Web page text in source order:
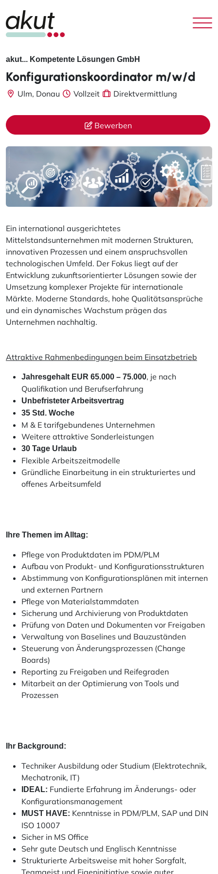
akut... Kompetente Lösungen GmbH
Konfigurationskoordinator m/w/d
Ulm, Donau Vollzeit Direktvermittlung
Bewerben
Ein international ausgerichtetes
Mittelstandsunternehmen mit modernen Strukturen,
innovativen Prozessen und einem anspruchsvollen
technologischen Umfeld. Der Fokus liegt auf der
Entwicklung zukunftsorientierter Lösungen sowie der
Umsetzung komplexer Projekte für internationale
Märkte. Moderne Standards, hohe Qualitätsansprüche
und ein dynamisches Wachstum prägen das
Unternehmen nachhaltig.
Attraktive Rahmenbedingungen beim Einsatzbetrieb
Jahresgehalt EUR 65.000 – 75.000, je nach
Qualifikation und Berufserfahrung
Unbefristeter Arbeitsvertrag
35 Std. Woche
M & E tarifgebundenes Unternehmen
Weitere attraktive Sonderleistungen
30 Tage Urlaub
Flexible Arbeitszeitmodelle
Gründliche Einarbeitung in ein strukturiertes und
offenes Arbeitsumfeld
Ihre Themen im Alltag:
Pflege von Produktdaten im PDM/PLM
Aufbau von Produkt- und Konfigurationsstrukturen
Abstimmung von Konfigurationsplänen mit internen
und externen Partnern
Pflege von Materialstammdaten
Sicherung und Archivierung von Produktdaten
Prüfung von Daten und Dokumenten vor Freigaben
Verwaltung von Baselines und Bauzuständen
Steuerung von Änderungsprozessen (Change
Boards)
Reporting zu Freigaben und Reifegraden
Mitarbeit an der Optimierung von Tools und
Prozessen
Ihr Background:
Techniker Ausbildung oder Studium (Elektrotechnik,
Mechatronik, IT)
IDEAL: Fundierte Erfahrung im Änderungs- oder
Konfigurationsmanagement
MUST HAVE: Kenntnisse in PDM/PLM, SAP und DIN
ISO 10007
Sicher in MS Office
Sehr gute Deutsch und Englisch Kenntnisse
Strukturierte Arbeitsweise mit hoher Sorgfalt,
Teamgeist und Eigeninitiative sowie guter